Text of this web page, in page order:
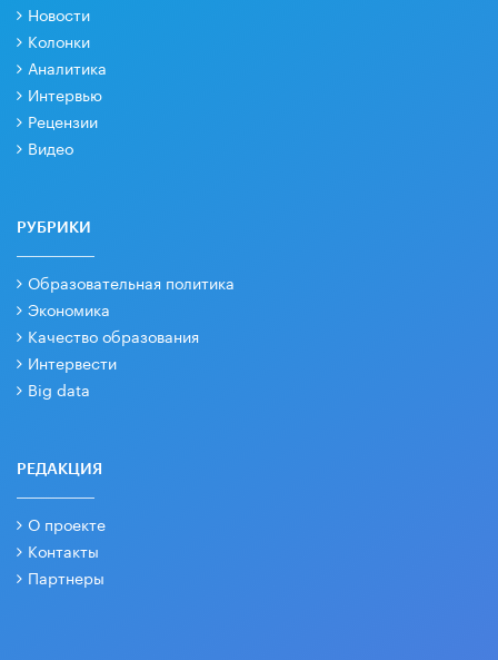
Новости
Колонки
Аналитика
Интервью
Рецензии
Видео
РУБРИКИ
Образовательная политика
Экономика
Качество образования
Интервести
Big data
РЕДАКЦИЯ
О проекте
Контакты
Партнеры